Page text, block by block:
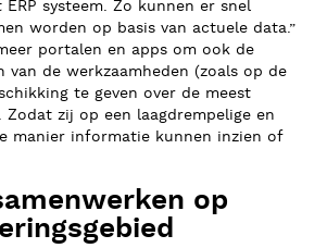
systeem. Zo kunnen er snel
worden op basis van actuele data.”
portalen en apps om ook de
van de werkzaamheden (zoals op de
te geven over de meest
zij op een laagdrempelige en
manier informatie kunnen inzien of
op